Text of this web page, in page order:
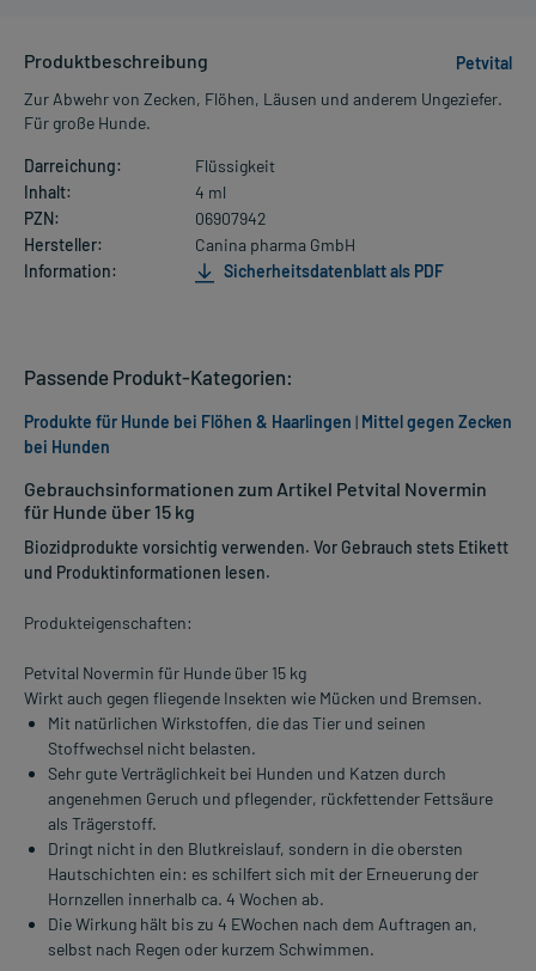
Produktbeschreibung
Petvital
Zur Abwehr von Zecken, Flöhen, Läusen und anderem Ungeziefer.
Für große Hunde.
Darreichung:
Flüssigkeit
Inhalt:
4 ml
PZN:
06907942
Hersteller:
Canina pharma GmbH
Information:
Sicherheitsdatenblatt als PDF
Gebrauchsinformationen zum Artikel Petvital Novermin
für Hunde über 15 kg
Biozidprodukte vorsichtig verwenden. Vor Gebrauch stets Etikett
und Produktinformationen lesen.
Produkteigenschaften:
Petvital Novermin für Hunde über 15 kg
Wirkt auch gegen fliegende Insekten wie Mücken und Bremsen.
Mit natürlichen Wirkstoffen, die das Tier und seinen
Stoffwechsel nicht belasten.
Sehr gute Verträglichkeit bei Hunden und Katzen durch
angenehmen Geruch und pflegender, rückfettender Fettsäure
als Trägerstoff.
Dringt nicht in den Blutkreislauf, sondern in die obersten
Hautschichten ein: es schilfert sich mit der Erneuerung der
Hornzellen innerhalb ca. 4 Wochen ab.
Die Wirkung hält bis zu 4 EWochen nach dem Auftragen an,
selbst nach Regen oder kurzem Schwimmen.
Passende Produkt-Kategorien:
Produkte für Hunde bei Flöhen & Haarlingen | Mittel gegen Zecken
bei Hunden